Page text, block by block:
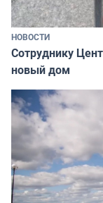
НОВОСТИ
Сотруднику
новый дом